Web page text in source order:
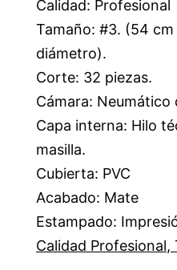
Calidad: Profesional
Tamaño: #3. (54
diámetro).
Corte: 32 piezas.
Cámara: Neumático
Capa interna: Hilo
masilla.
Cubierta: PVC
Acabado: Mate
Estampado:
Calidad Profesional,